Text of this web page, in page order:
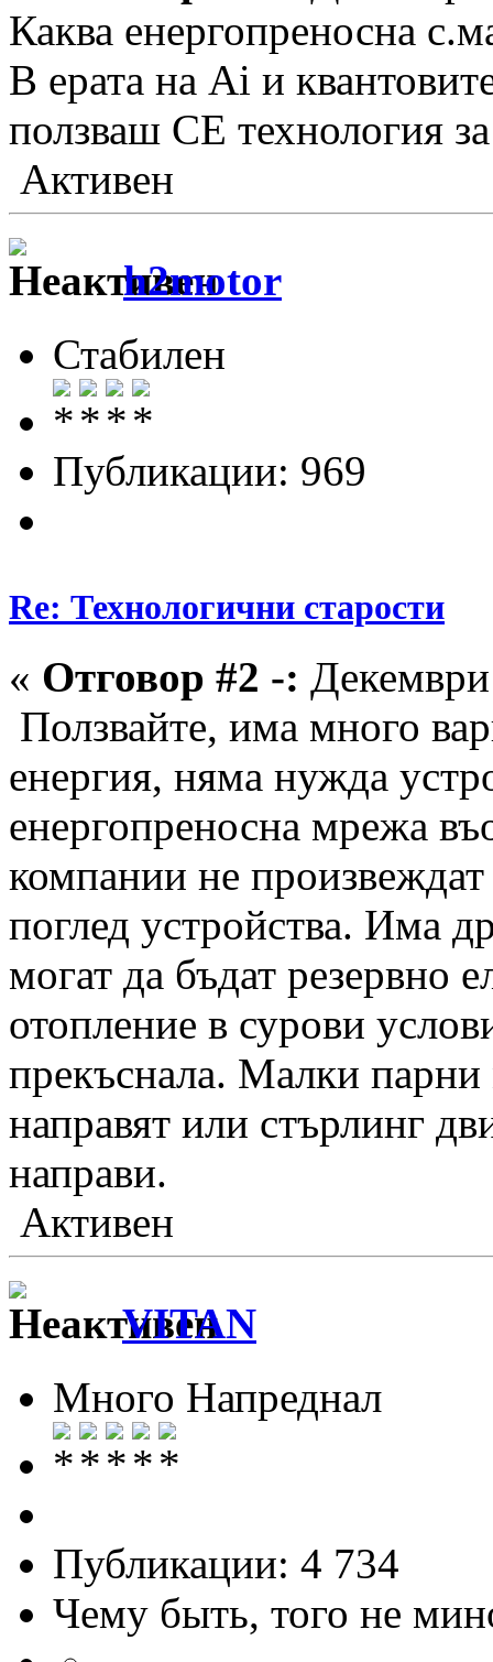
Каква енергопреносна
В ерата на Ai и
ползваш СЕ технология
Активен
h2motor
Стабилен
Публикации: 969
Re: Технологични старости
« Отговор #2 -:
Ползвайте, има много
енергия, няма нужда
енергопреносна мрежа
компании не
поглед устройства. Има
могат да бъдат резервно
отопление в сурови
прекъснала. Малки
направят или стърлинг
направи.
Активен
VITAN
Много Напреднал
Публикации: 4 734
Чему быть, того не